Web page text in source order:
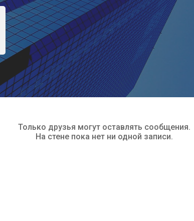
Только друзья могут оставлять сообщения.
На стене пока нет ни одной записи.